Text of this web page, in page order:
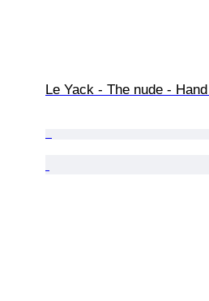
Le Yack - The nude -